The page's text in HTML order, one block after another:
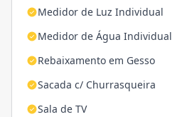
Medidor de Luz Individual
Medidor de Água Individual
Rebaixamento em Gesso
Sacada c/ Churrasqueira
Sala de TV